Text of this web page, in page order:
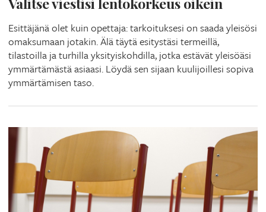
Esittäjänä olet kuin opettaja: tarkoituksesi on saada yleisösi
omaksumaan jotakin. Älä täytä esitystäsi termeillä,
tilastoilla ja turhilla yksityiskohdilla, jotka estävät yleisöäsi
ymmärtämästä asiaasi. Löydä sen sijaan kuulijoillesi sopiva
ymmärtämisen taso.